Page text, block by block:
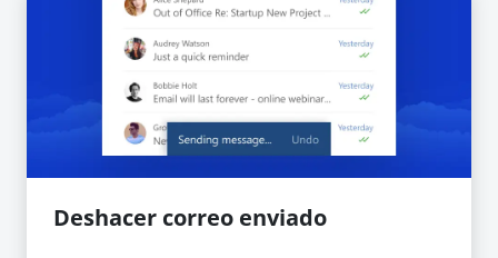
Deshacer correo enviado